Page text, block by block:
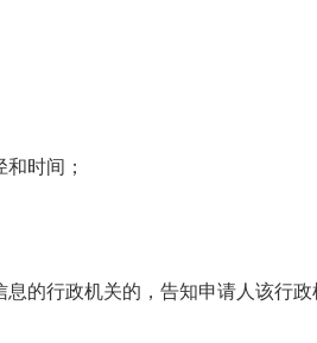
时间；
的行政机关的，告知申请人该行